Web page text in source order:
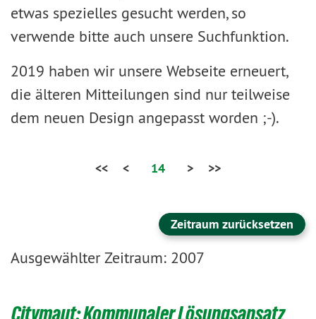
etwas spezielles gesucht werden, so
verwende bitte auch unsere Suchfunktion.
2019 haben wir unsere Webseite erneuert,
die älteren Mitteilungen sind nur teilweise
dem neuen Design angepasst worden ;-).
<< < 14 > >>
Zeitraum zurücksetzen
Ausgewählter Zeitraum: 2007
Citymaut: Kommunaler Lösungsansatz